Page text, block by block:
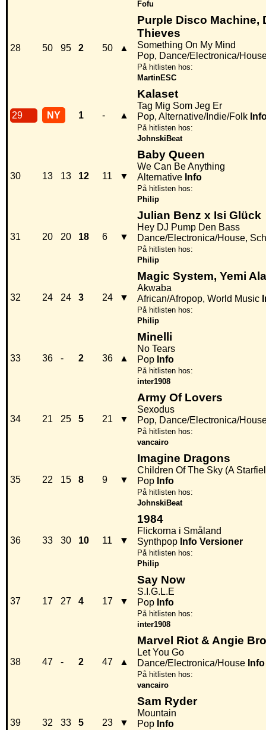
Fofu
28 50 95 2 50 ▲
Purple Disco Machine,
Thieves
Something On My Mind
Pop, Dance/Electronica/
På hitlisten hos:
MartinESC
29 NY 1 - ▲
Kalaset
Tag Mig Som Jeg Er
Pop, Alternative/Indie/Folk
På hitlisten hos:
JohnskiBeat
30 13 13 12 11 ▼
Baby Queen
We Can Be Anything
Alternative Info
På hitlisten hos:
Philip
31 20 20 18 6 ▼
Julian Benz x Isi Glück
Hey DJ Pump Den Bass
Dance/Electronica/House,
På hitlisten hos:
Philip
32 24 24 3 24 ▼
Magic System, Yemi
Akwaba
African/Afropop, World Music
På hitlisten hos:
Philip
33 36 - 2 36 ▲
Minelli
No Tears
Pop Info
På hitlisten hos:
inter1908
34 21 25 5 21 ▼
Army Of Lovers
Sexodus
Pop, Dance/Electronica/
På hitlisten hos:
vancairo
35 22 15 8 9 ▼
Imagine Dragons
Children Of The Sky (A
Pop Info
På hitlisten hos:
JohnskiBeat
36 33 30 10 11 ▼
1984
Flickorna i Småland
Synthpop Info Versioner
På hitlisten hos:
Philip
37 17 27 4 17 ▼
Say Now
S.I.G.L.E
Pop Info
På hitlisten hos:
inter1908
38 47 - 2 47 ▲
Marvel Riot & Angie
Let You Go
Dance/Electronica/House Info
På hitlisten hos:
vancairo
39 32 33 5 23 ▼
Sam Ryder
Mountain
Pop Info